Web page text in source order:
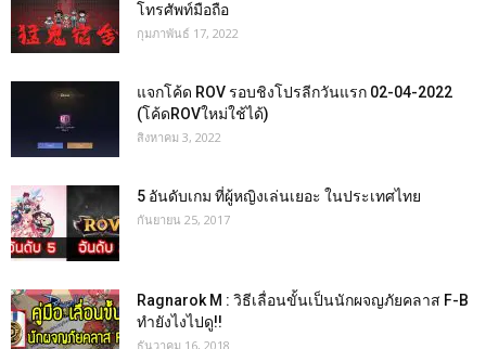
โทรศัพท์มือถือ
กุมภาพันธ์ 17, 2022
แจกโค้ด ROV รอบชิงโปรลีกวันแรก 02-04-2022
(โค้ดROVใหม่ใช้ได้)
สิงหาคม 3, 2022
5 อันดับเกม ที่ผู้หญิงเล่นเยอะ ในประเทศไทย
กันยายน 25, 2017
Ragnarok M : วิธีเลื่อนขั้นเป็นนักผจญภัยคลาส F-B
ทำยังไงไปดู!!
ธันวาคม 16, 2018